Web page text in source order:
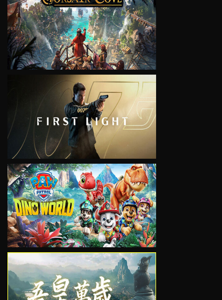
VIEW
VIEW
VIEW
VIEW